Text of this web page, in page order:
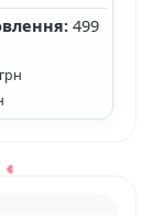
499